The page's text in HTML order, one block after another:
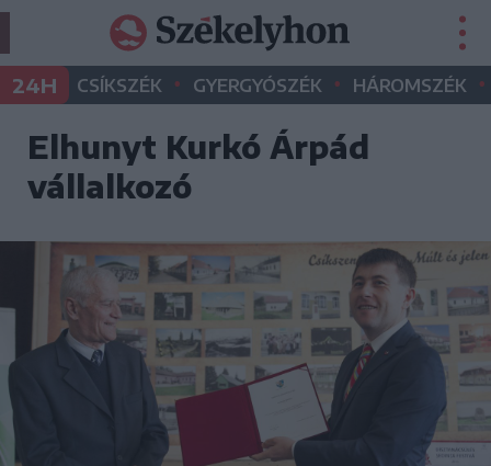
24H CSÍKSZÉK • GYERGYÓSZÉK • HÁROMSZÉK •
Elhunyt Kurkó Árpád
vállalkozó